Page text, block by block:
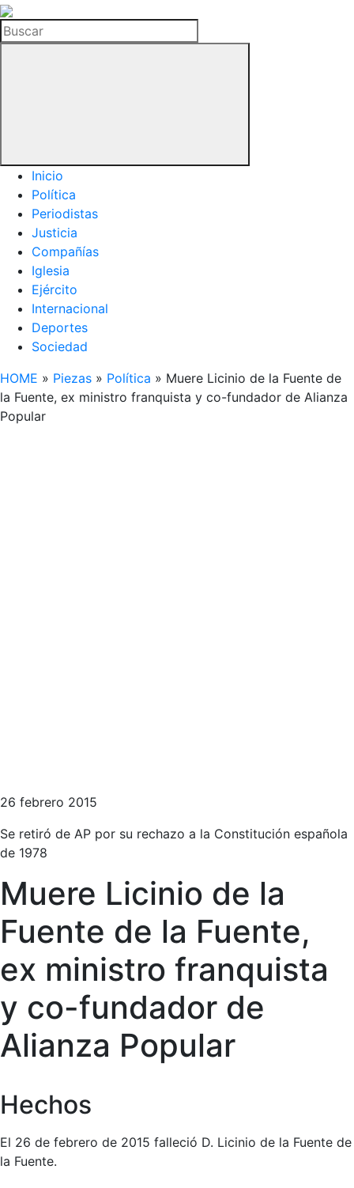
La
Hemeroteca
del
Buscar
Inicio
Política
Periodistas
Justicia
Compañías
Iglesia
Ejército
Internacional
Deportes
Sociedad
HOME » Piezas » Política » Muere Licinio de la Fuente de
la Fuente, ex ministro franquista y co-fundador de Alianza
Popular
26 febrero 2015
Se retiró de AP por su rechazo a la Constitución española
de 1978
Muere Licinio de la
Fuente de la Fuente,
ex ministro franquista
y co-fundador de
Alianza Popular
Hechos
El 26 de febrero de 2015 falleció D. Licinio de la Fuente de
la Fuente.